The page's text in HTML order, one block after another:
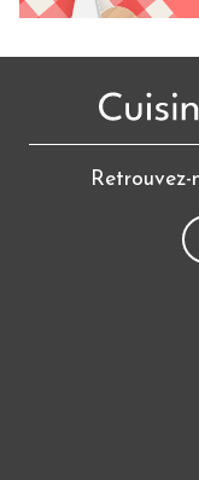
Retrouvez-